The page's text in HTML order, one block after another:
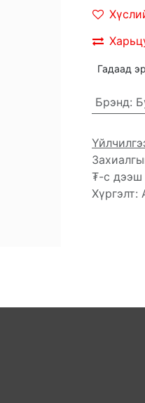
Гадаад
Брэнд:
₮-с дээш